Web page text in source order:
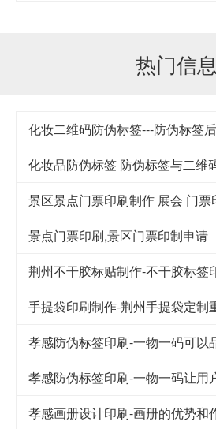
热门信息
化妆二维码防伪标签---防伪标签
化妆品防伪标签 防伪标签与二维
景区景点门票印刷制作 展会 门票
景点门票印刷,景区门票印制申请
手提袋印刷制作-荆州手提袋定制
孝感防伪标签印刷-一物一码可以
孝感防伪标签印刷-一物一码让用
孝感画册设计印刷-画册的优势和